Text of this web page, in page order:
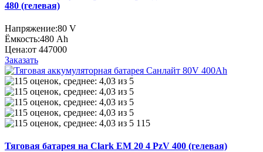
480 (гелевая)
Напряжение:80 V
Ёмкость:480 Ah
Цена:от 447000
Заказать
115
Тяговая батарея на Clark EM 20 4 PzV 400 (гелевая)